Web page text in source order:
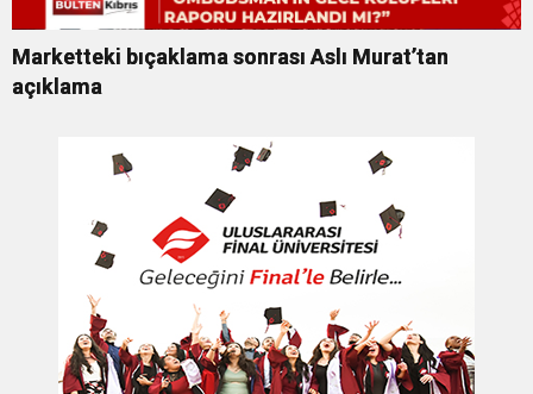
Marketteki bıçaklama sonrası Aslı Murat’tan
açıklama